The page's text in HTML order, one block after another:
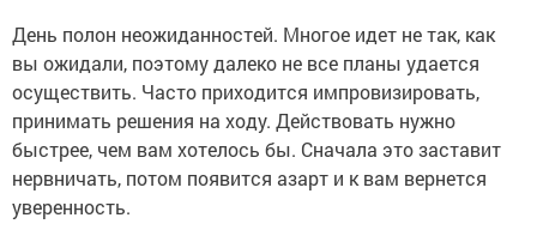
День полон неожиданностей. Многое идет не так, как
вы ожидали, поэтому далеко не все планы удается
осуществить. Часто приходится импровизировать,
принимать решения на ходу. Действовать нужно
быстрее, чем вам хотелось бы. Сначала это заставит
нервничать, потом появится азарт и к вам вернется
уверенность.